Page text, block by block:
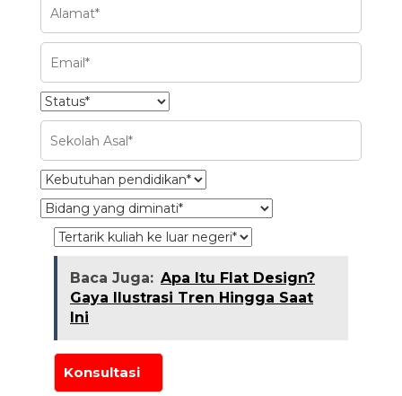
Baca Juga: Apa Itu Flat Design?
Gaya Ilustrasi Tren Hingga Saat
Ini